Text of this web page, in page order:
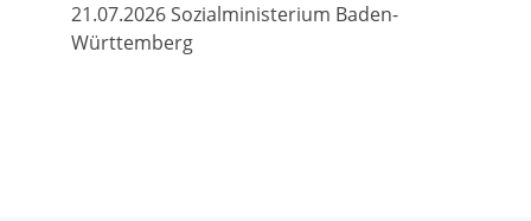
21.07.2026 Sozialministerium Baden-
Württemberg